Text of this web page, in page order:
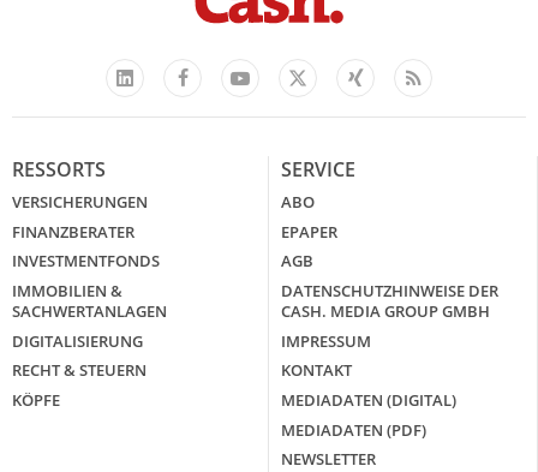
LinkedIn
FacebookYouTube
X
Xing Feed
RESSORTS
VERSICHERUNGEN
FINANZBERATER
INVESTMENTFONDS
IMMOBILIEN &
SACHWERTANLAGEN
DIGITALISIERUNG
RECHT & STEUERN
KÖPFE
SERVICE
ABO
EPAPER
AGB
DATENSCHUTZHINWEISE DER
CASH. MEDIA GROUP GMBH
IMPRESSUM
KONTAKT
MEDIADATEN (DIGITAL)
MEDIADATEN (PDF)
NEWSLETTER